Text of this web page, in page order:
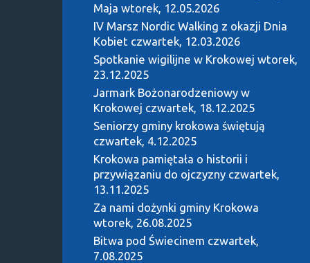
Maja wtorek, 12.05.2026
IV Marsz Nordic Walking z okazji Dnia
Kobiet czwartek, 12.03.2026
Spotkanie wigilijne w Krokowej wtorek,
23.12.2025
Jarmark Bożonarodzeniowy w
Krokowej czwartek, 18.12.2025
Seniorzy gminy krokowa świętują
czwartek, 4.12.2025
Krokowa pamiętała o historii i
przywiązaniu do ojczyzny czwartek,
13.11.2025
Za nami dożynki gminy Krokowa
wtorek, 26.08.2025
Bitwa pod Świecinem czwartek,
7.08.2025